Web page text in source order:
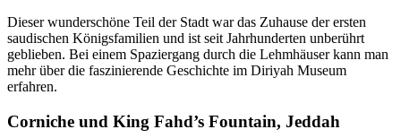
Dieser wunderschöne Teil der Stadt war das Zuhause der ersten
saudischen Königsfamilien und ist seit Jahrhunderten unberührt
geblieben. Bei einem Spaziergang durch die Lehmhäuser kann man
mehr über die faszinierende Geschichte im Diriyah Museum
erfahren.
Corniche und King Fahd’s Fountain, Jeddah